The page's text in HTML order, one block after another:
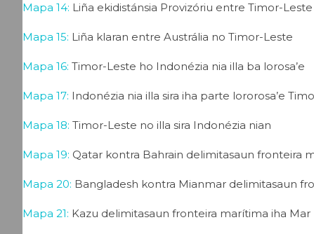
Mapa 14: Liña ekidistánsia Provizóriu entre Timor-
Mapa 15: Liña klaran entre Austrália no Timor-Leste
Mapa 16: Timor-Leste ho Indonézia nia illa ba lorosa’e
Mapa 17: Indonézia nia illa sira iha parte lororosa’e
Mapa 18: Timor-Leste no illa sira Indonézia nian
Mapa 19: Qatar kontra Bahrain delimitasaun fronteira
Mapa 20: Bangladesh kontra Mianmar delimitasaun
Mapa 21: Kazu delimitasaun fronteira marítima iha